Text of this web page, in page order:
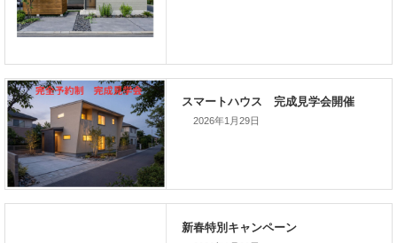
次の記事
家づくりこぼれ話！
2026年1月29日